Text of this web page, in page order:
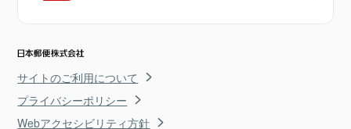
サイトのご利用について
プライバシーポリシー
Webアクセシビリティ方針